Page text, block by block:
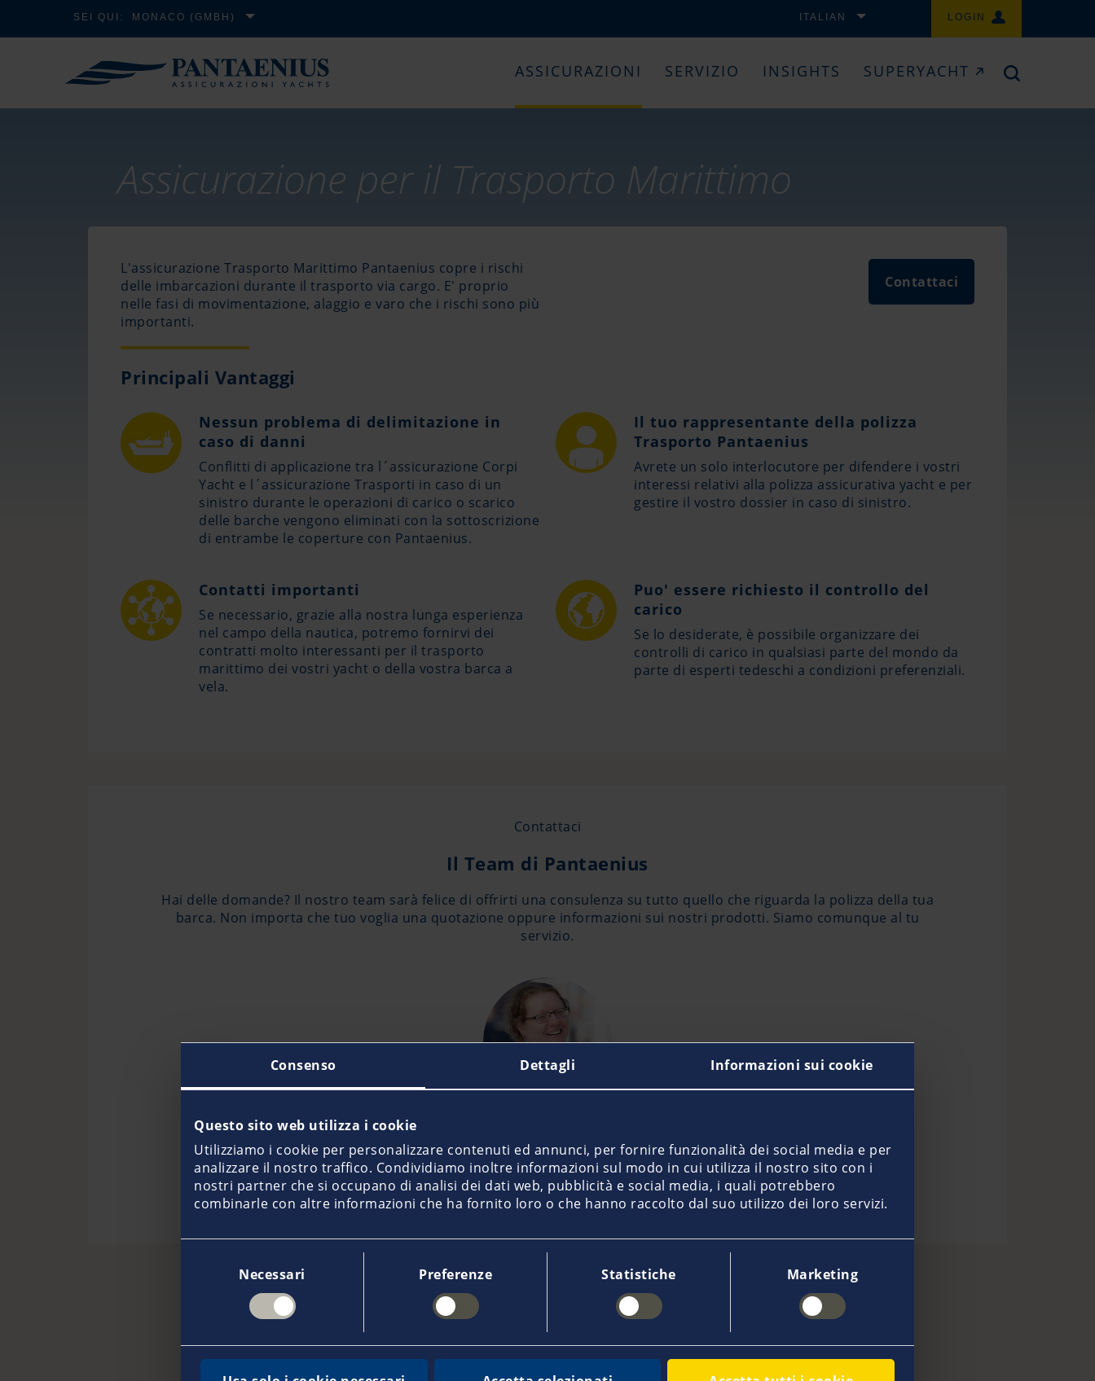
Consenso Dettagli Informazioni sui cookie
Questo sito web utilizza i cookie
Utilizziamo i cookie per personalizzare contenuti ed annunci, per fornire funzionalità dei social media e per
analizzare il nostro traffico. Condividiamo inoltre informazioni sul modo in cui utilizza il nostro sito con i
nostri partner che si occupano di analisi dei dati web, pubblicità e social media, i quali potrebbero
combinarle con altre informazioni che ha fornito loro o che hanno raccolto dal suo utilizzo dei loro servizi.
Necessari Preferenze Statistiche Marketing
SEI QUI: MONACO (GMBH) ITALIAN LOGIN
ASSICURAZIONI SERVIZIO INSIGHTS SUPERYACHT
Assicurazione per il Trasporto Marittimo
L'assicurazione Trasporto Marittimo Pantaenius copre i rischi
delle imbarcazioni durante il trasporto via cargo. E' proprio
nelle fasi di movimentazione, alaggio e varo che i rischi sono più
importanti.
Contattaci
Principali Vantaggi
Nessun problema di delimitazione in
caso di danni
Conflitti di applicazione tra l´assicurazione Corpi
Yacht e l´assicurazione Trasporti in caso di un
sinistro durante le operazioni di carico o scarico
delle barche vengono eliminati con la sottoscrizione
di entrambe le coperture con Pantaenius.
Il tuo rappresentante della polizza
Trasporto Pantaenius
Avrete un solo interlocutore per difendere i vostri
interessi relativi alla polizza assicurativa yacht e per
gestire il vostro dossier in caso di sinistro.
Contatti importanti
Se necessario, grazie alla nostra lunga esperienza
nel campo della nautica, potremo fornirvi dei
contratti molto interessanti per il trasporto
marittimo dei vostri yacht o della vostra barca a
vela.
Puo' essere richiesto il controllo del
carico
Se lo desiderate, è possibile organizzare dei
controlli di carico in qualsiasi parte del mondo da
parte di esperti tedeschi a condizioni preferenziali.
Contattaci
Il Team di Pantaenius
Hai delle domande? Il nostro team sarà felice di offrirti una consulenza su tutto quello che riguarda la polizza della tua
barca. Non importa che tuo voglia una quotazione oppure informazioni sui nostri prodotti. Siamo comunque al tu
servizio.
+49 40 37091 - 133
vhagen@pantaenius.com
Ti suggeriamo questi prodotti addizionali